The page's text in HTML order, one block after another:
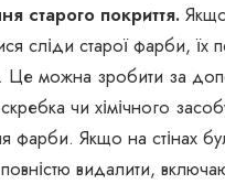
старого покриття.
сліди старої фарби, їх
Це можна зробити за
чи хімічного
фарби. Якщо на стінах
видалити,